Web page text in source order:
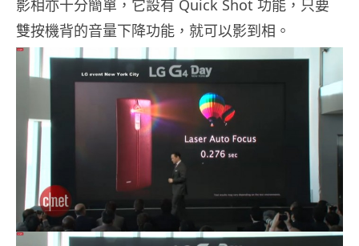
影相亦十分簡單，它設有 Quick Shot 功能，只要
雙按機背的音量下降功能，就可以影到相。